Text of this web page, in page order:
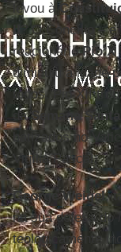
levou à
II ? O Concílio –
reacionárioPio X
diminuiu a idade
todos. Pio XII
daSemana Santa
batizados no
Vigília Pascal.
George Weigel,
na sua defesa do
teologicamente